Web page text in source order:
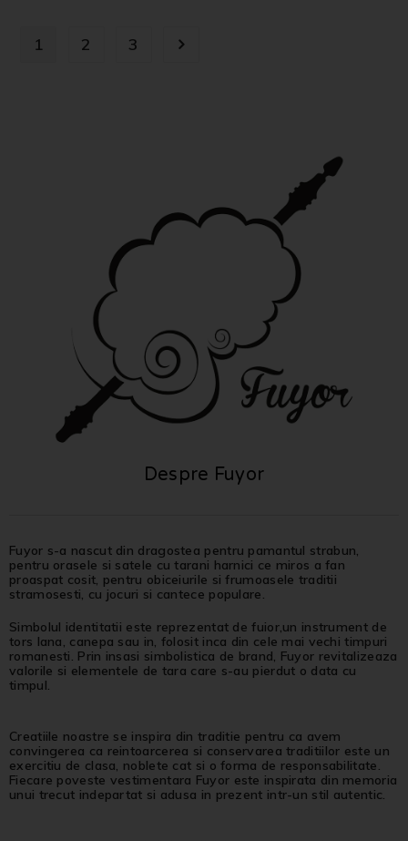
1 2 3
Despre Fuyor
Fuyor s-a nascut din dragostea pentru pamantul strabun,
pentru orasele si satele cu tarani harnici ce miros a fan
proaspat cosit, pentru obiceiurile si frumoasele traditii
stramosesti, cu jocuri si cantece populare.
Simbolul identitatii este reprezentat de fuior,un instrument de
tors lana, canepa sau in, folosit inca din cele mai vechi timpuri
romanesti. Prin insasi simbolistica de brand, Fuyor revitalizeaza
valorile si elementele de tara care s-au pierdut o data cu
timpul.
Creatiile noastre se inspira din traditie pentru ca avem
convingerea ca reintoarcerea si conservarea traditiilor este un
exercitiu de clasa, noblete cat si o forma de responsabilitate.
Fiecare poveste vestimentara Fuyor este inspirata din memoria
unui trecut indepartat si adusa in prezent intr-un stil autentic.